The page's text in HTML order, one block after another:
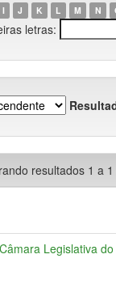
I J K L M N
letras:
resultados 1 a 1
Legislativa